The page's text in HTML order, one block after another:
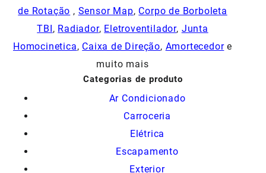
de Rotação , Sensor Map, Corpo de Borboleta
TBI, Radiador, Eletroventilador, Junta
Homocinetica, Caixa de Direção, Amortecedore
muito mais
Categorias de produto
Ar Condicionado
Carroceria
Elétrica
Escapamento
Exterior